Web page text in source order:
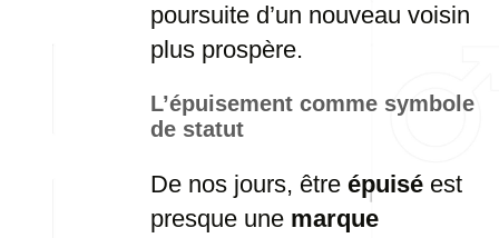
poursuite d’un nouveau voisin
plus prospère.
L’épuisement comme symbole
de statut
De nos jours, être épuisé est
presque une marque